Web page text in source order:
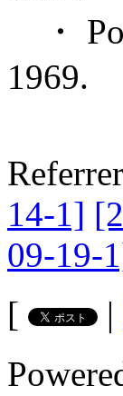
・
1969.
14-1]
09-19-
[
|